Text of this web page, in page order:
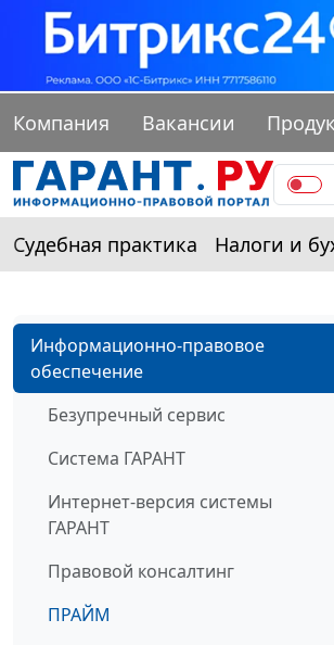
Компания Вакансии
Судебная практика Налоги и
Информационно-правовое
обеспечение
Безупречный сервис
Система ГАРАНТ
Интернет-версия системы
ГАРАНТ
Правовой консалтинг
ПРАЙМ